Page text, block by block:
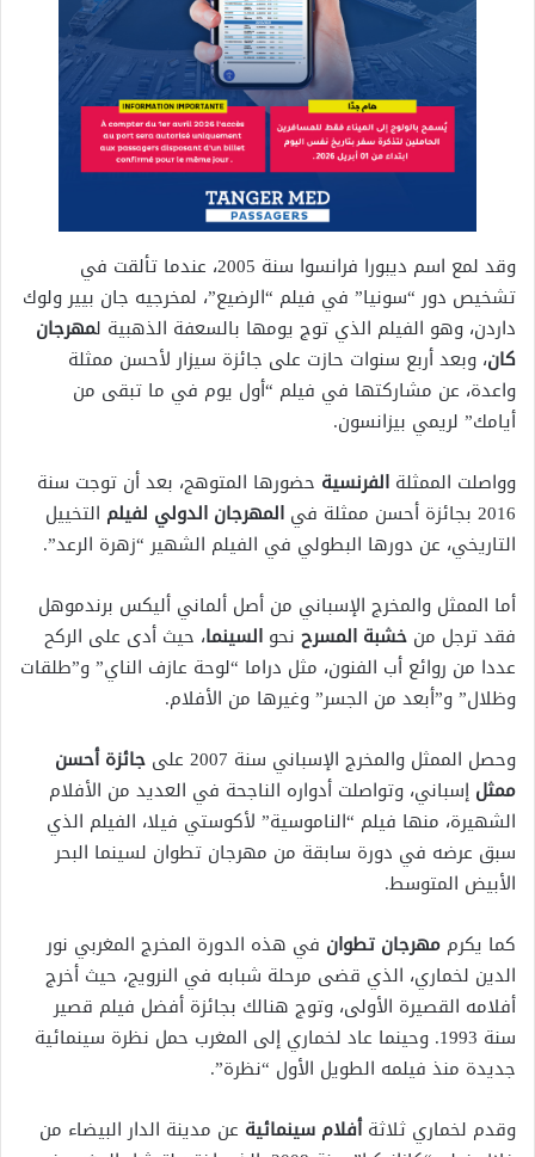
وقد لمع اسم ديبورا فرانسوا سنة 2005، عندما تألقت في
تشخيص دور “سونيا” في فيلم “الرضيع”، لمخرجيه جان بيير ولوك
داردن، وهو الفيلم الذي توج يومها بالسعفة الذهبية لمهرجان
كان، وبعد أربع سنوات حازت على جائزة سيزار لأحسن ممثلة
واعدة، عن مشاركتها في فيلم “أول يوم في ما تبقى من
أيامك” لريمي بيزانسون.
وواصلت الممثلة الفرنسية حضورها المتوهج، بعد أن توجت سنة
2016 بجائزة أحسن ممثلة في
المهرجان الدولي لفيلم التخييل
التاريخي، عن دورها البطولي في الفيلم الشهير “زهرة الرعد”.
أما الممثل والمخرج الإسباني من أصل ألماني أليكس برندموهل
فقد ترجل من خشبة المسرح نحو السينما، حيث أدى على الركح
عددا من روائع أب الفنون، مثل دراما “لوحة عازف الناي” و”طلقات
وظلال” و”أبعد من الجسر” وغيرها من الأفلام.
وحصل الممثل والمخرج الإسباني سنة 2007 على
جائزة أحسن
ممثل إسباني، وتواصلت أدواره الناجحة في العديد من الأفلام
الشهيرة، منها فيلم “الناموسية” لأكوستي فيلا، الفيلم الذي
سبق عرضه في دورة سابقة من مهرجان تطوان لسينما البحر
الأبيض المتوسط.
كما يكرم مهرجان تطوان في هذه الدورة المخرج المغربي نور
الدين لخماري، الذي قضى مرحلة شبابه في النرويج، حيث أخرج
أفلامه القصيرة الأولى، وتوج هنالك بجائزة أفضل فيلم قصير
سنة 1993. وحينما عاد لخماري إلى المغرب حمل نظرة سينمائية
جديدة منذ فيلمه الطويل الأول “نظرة”.
وقدم لخماري ثلاثةأفلام سينمائية عن مدينة الدار البيضاء من